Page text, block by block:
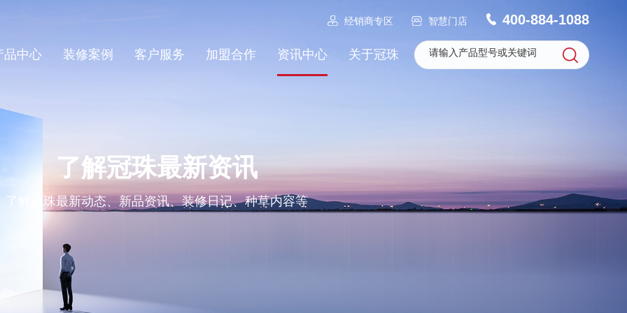
经销商专区 智慧门店 400-884-1088
品中心 装修案例 客户服务 加盟合作 资讯中心 关于冠珠
了解冠珠最新资讯
了解冠珠最新动态、新品资讯、装修日记、种草内容等